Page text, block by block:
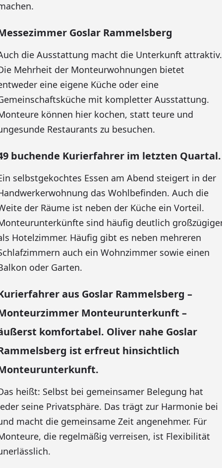
Goslar Rammelsberg
die Ausstattung macht die Unterkunft attraktiv.
Mehrheit der Monteurwohnungen bietet
eine eigene Küche oder eine
mit kompletter Ausstattung.
können hier kochen, statt teure und
Restaurants zu besuchen.
buchende Kurierfahrer im letzten Quartal.
selbstgekochtes Essen am Abend steigert in der
das Wohlbefinden. Auch die
der Räume ist neben der Küche ein Vorteil.
sind häufig deutlich
Hotelzimmer. Häufig gibt es neben mehreren
auch ein Wohnzimmer sowie einen
oder Garten.
aus Goslar Rammelsberg –
Monteurunterkunft –
komfortabel. Oliver nahe Goslar
ist erfreut hinsichtlich
heißt: Selbst bei gemeinsamer Belegung hat
seine Privatsphäre. Das trägt zur Harmonie bei
macht die gemeinsame Zeit angenehmer. Für
die regelmäßig verreisen, ist Flexibilität